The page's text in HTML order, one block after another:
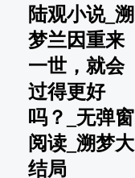
陆观小说_溯
梦兰因重来
一世，就会
过得更好
吗？_无弹窗
阅读_溯梦大
结局